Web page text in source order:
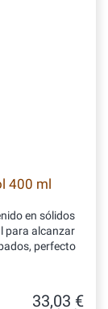
400 ml
en sólidos
para alcanzar
perfecto
33,03 €